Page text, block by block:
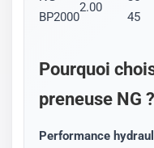
BP2000
2.00
45
Pourquoi
preneuse NG ?
Performance